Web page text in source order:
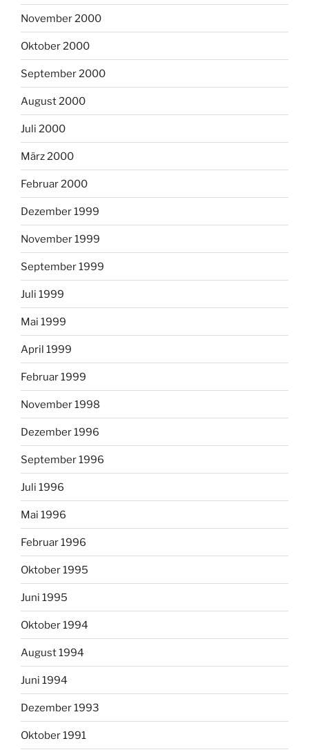
November 2000
Oktober 2000
September 2000
August 2000
Juli 2000
März 2000
Februar 2000
Dezember 1999
November 1999
September 1999
Juli 1999
Mai 1999
April 1999
Februar 1999
November 1998
Dezember 1996
September 1996
Juli 1996
Mai 1996
Februar 1996
Oktober 1995
Juni 1995
Oktober 1994
August 1994
Juni 1994
Dezember 1993
Oktober 1991